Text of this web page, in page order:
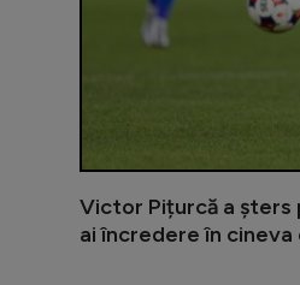
Victor Pițurcă a șters
ai încredere în